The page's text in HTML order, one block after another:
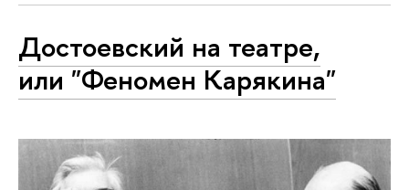
Достоевский на театре,
или "Феномен Карякина"